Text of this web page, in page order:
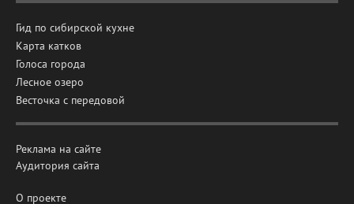
Гид по сибирской кухне
Карта катков
Голоса города
Лесное озеро
Весточка с передовой
Реклама на сайте
Аудитория сайта
О проекте